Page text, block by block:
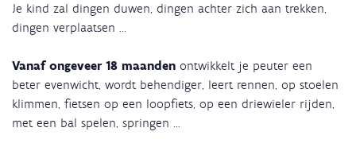
Je kind zal dingen duwen, dingen achter zich aan trekken,
dingen verplaatsen ...
Vanaf ongeveer 18 maanden ontwikkelt je peuter een
beter evenwicht, wordt behendiger, leert rennen, op stoelen
klimmen, fietsen op een loopfiets, op een driewieler rijden,
met een bal spelen, springen …